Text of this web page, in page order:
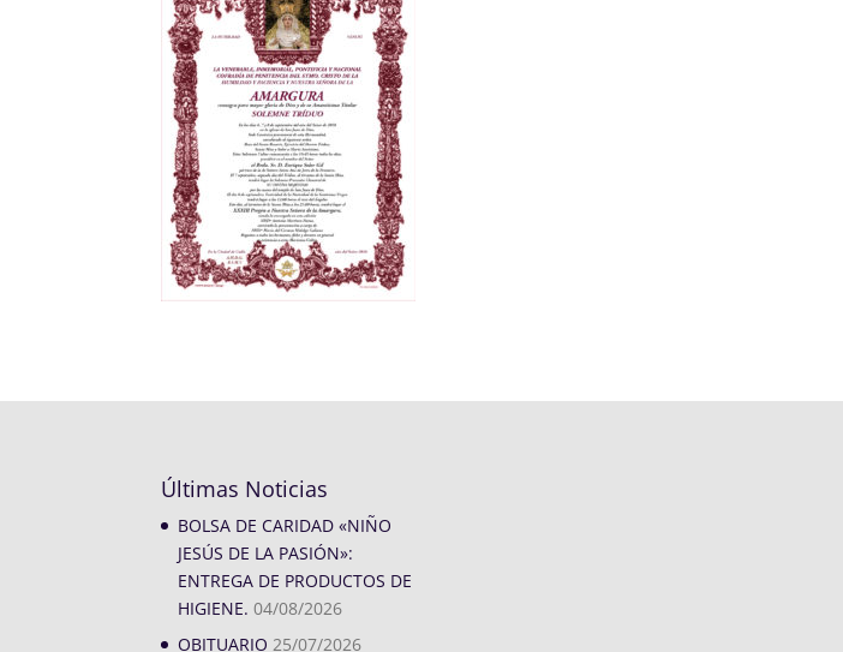
Últimas Noticias
BOLSA DE CARIDAD «NIÑO
JESÚS DE LA PASIÓN»:
ENTREGA DE PRODUCTOS DE
HIGIENE. 04/08/2026
OBITUARIO 25/07/2026